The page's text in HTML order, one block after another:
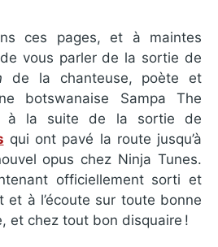
ces pages, et à maintes
de vous parler de la sortie de
de la chanteuse, poète et
botswanaise Sampa The
à la suite de la sortie de
qui ont pavé la route jusqu’à
opus chez Ninja Tunes.
officiellement sorti et
et à l’écoute sur toute bonne
et chez tout bon disquaire !